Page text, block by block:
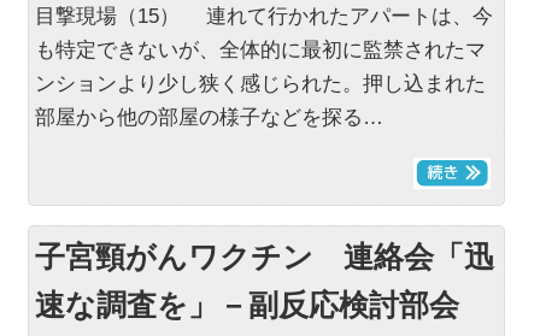
目撃現場（15） 連れて行かれたアパートは、今
も特定できないが、全体的に最初に監禁されたマ
ンションより少し狭く感じられた。押し込まれた
部屋から他の部屋の様子などを探る…
子宮頸がんワクチン 連絡会「迅
速な調査を」－副反応検討部会